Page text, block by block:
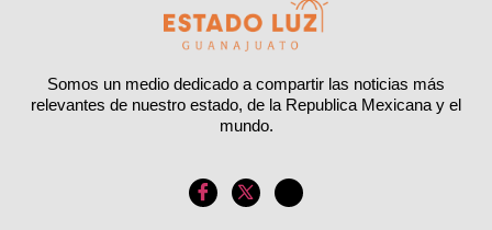
Somos un medio dedicado a compartir las noticias más
relevantes de nuestro estado, de la Republica Mexicana y el
mundo.